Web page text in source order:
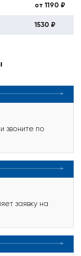
от 1190 ₽
1530 ₽
звоните по
заявку на